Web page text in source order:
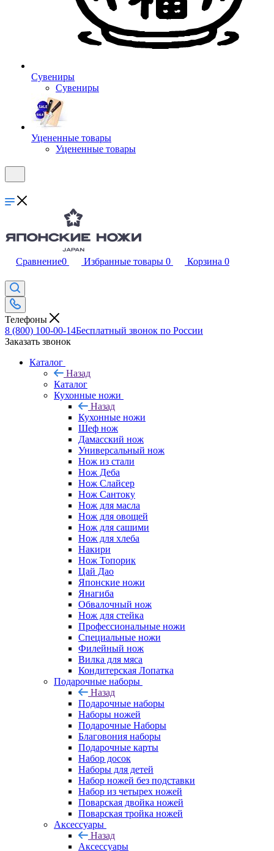
Сувениры
Сувениры
Уцененные товары
Уцененные товары
Сравнение0 Избранные товары 0 Корзина 0
Телефоны
8 (800) 100-00-14Бесплатный звонок по России
Заказать звонок
Каталог
Назад
Каталог
Кухонные ножи
Назад
Кухонные ножи
Шеф нож
Дамасский нож
Универсальный нож
Нож из стали
Нож Деба
Нож Слайсер
Нож Сантоку
Нож для масла
Нож для овощей
Нож для сашими
Нож для хлеба
Накири
Нож Топорик
Цай Дао
Японские ножи
Янагиба
Обвалочный нож
Нож для стейка
Профессиональные ножи
Специальные ножи
Филейный нож
Вилка для мяса
Кондитерская Лопатка
Подарочные наборы
Назад
Подарочные наборы
Наборы ножей
Подарочные Наборы
Благовония наборы
Подарочные карты
Набор досок
Наборы для детей
Набор ножей без подставки
Набор из четырех ножей
Поварская двойка ножей
Поварская тройка ножей
Аксессуары
Назад
Аксессуары